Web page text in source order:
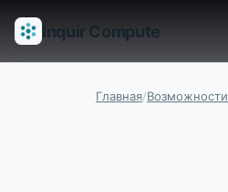
Inquir Compute
ВозможностиAPI-шлюзПайплайны
Главная/Возможности